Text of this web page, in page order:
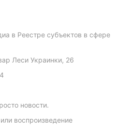
в Реестре субъектов в сфере
Леси Украинки, 26
новости.
воспроизведение